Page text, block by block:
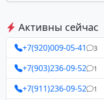
Активны сейчас
+7(920)009-05-41 3
+7(903)236-09-52 1
+7(911)236-09-52 1